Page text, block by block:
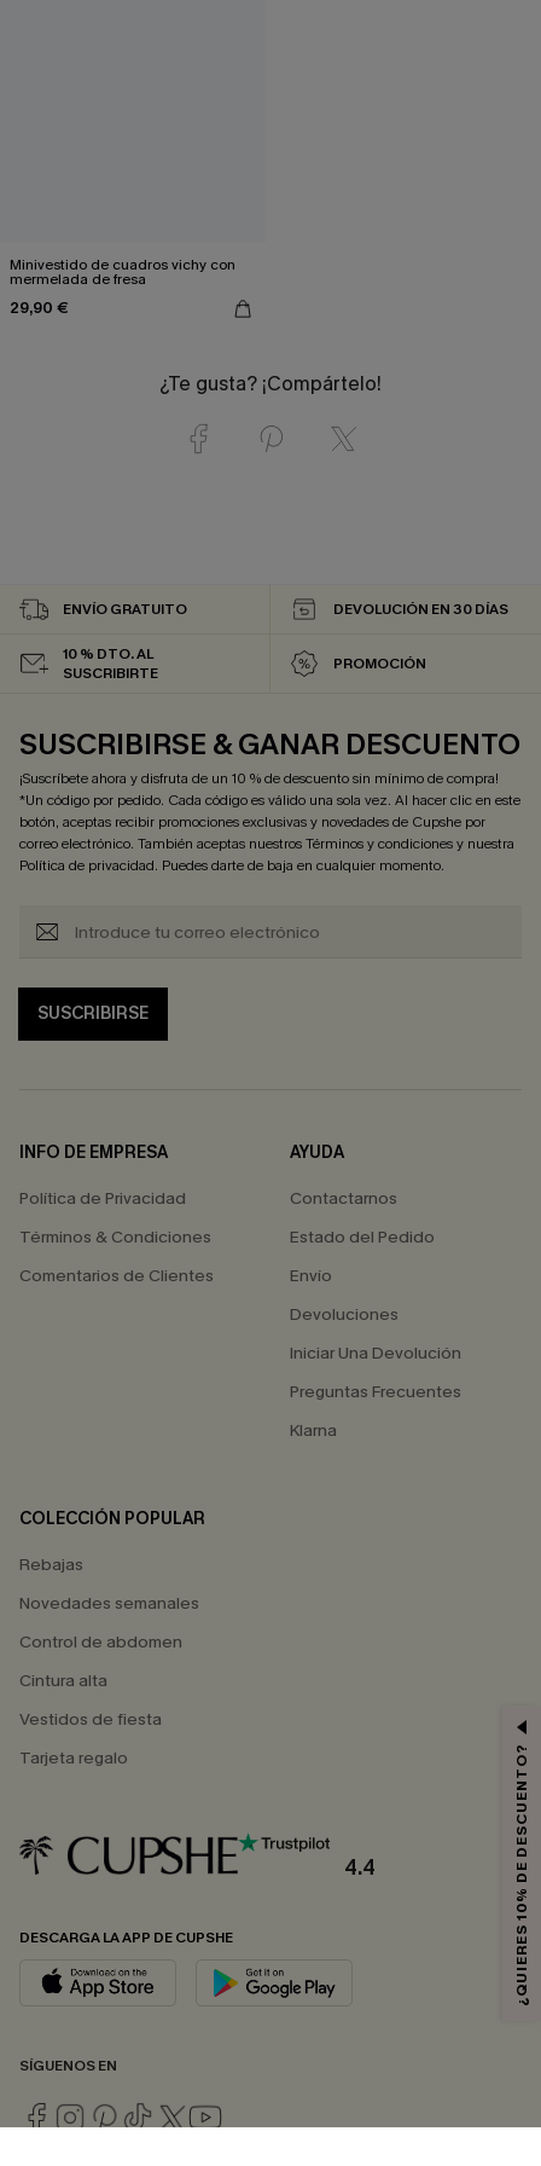
Minivestido de cuadros vichy con
mermelada de fresa
29,90 €
¿Te gusta? ¡Compártelo!
ENVÍO GRATUITO DEVOLUCIÓN EN 30 DÍAS
10 % DTO. AL
SUSCRIBIRTE
PROMOCIÓN
SUSCRIBIRSE & GANAR DESCUENTO
¡Suscríbete ahora y disfruta de un 10 % de descuento sin mínimo de compra!
*Un código por pedido. Cada código es válido una sola vez. Al hacer clic en este
botón, aceptas recibir promociones exclusivas y novedades de Cupshe por
correo electrónico. También aceptas nuestrosTérminos y condicionesy nuestra
Política de privacidad. Puedes darte de baja en cualquier momento.
SUSCRIBIRSE
INFO DE EMPRESA
Política de Privacidad
Términos & Condiciones
Comentarios de Clientes
AYUDA
Contactarnos
Estado del Pedido
Envío
Devoluciones
Iniciar Una Devolución
Preguntas Frecuentes
Klarna
COLECCIÓN POPULAR
Rebajas
Novedades semanales
Control de abdomen
Cintura alta
Vestidos de fiesta
Tarjeta regalo
4.4
DESCARGA LA APP DE CUPSHE
SÍGUENOS EN
¿QUIERES 10% DE DESCUENTO?